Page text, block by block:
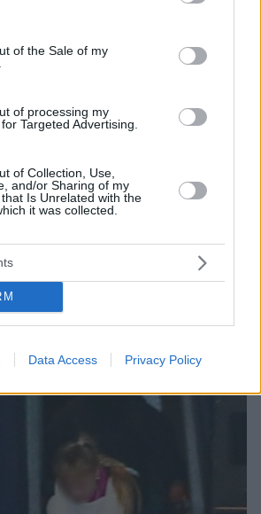
to Google and its third-party tags to
specified purposes in below Google
of the Sale of my
of processing my
Targeted Advertising.
of Collection, Use,
and/or Sharing of my
Is Unrelated with the
it was collected.
Data Access Privacy Policy
που κατηγορήθηκε ότι
Αραβία μετά από
ΕΙΔΗΣΕΙΣ